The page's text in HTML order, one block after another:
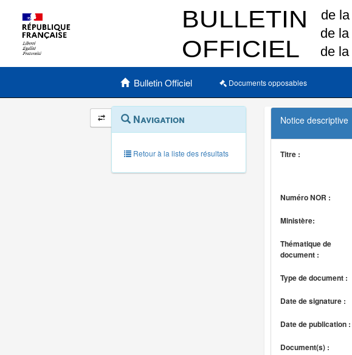
Menu principal
Bulletin Officiel Documents opposables
Navigation
et
outils
annexes
Menu
contextuel
Navigation
Retour à la liste des résultats
Notice descriptive
Titre :
Numéro NOR :
Ministère:
Thématique de
document :
Type de document :
Date de signature :
Date de publication :
Document(s) :